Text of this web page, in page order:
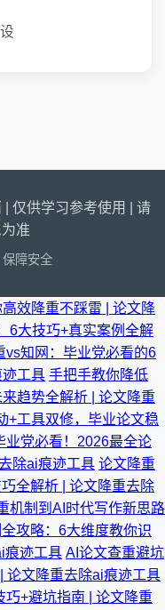
仅供学习参考使用 | 请
准
保障安全
效降重不踩雷 | 论文降
6大技巧+真实案例全解
vs知网：毕业党必看的6
工具 手把手教你降低
趋势全解析 | 论文降重
+工具双修，毕业论文稳
业党必看！2026最全论
除ai痕迹工具 论文降重
全解析 | 论文降重去除
机制到AI时代写作新思路
攻略：6大维度教你识
痕迹工具 AI论文查重避坑
论文降重去除ai痕迹工具
+避坑指南 | 论文降重